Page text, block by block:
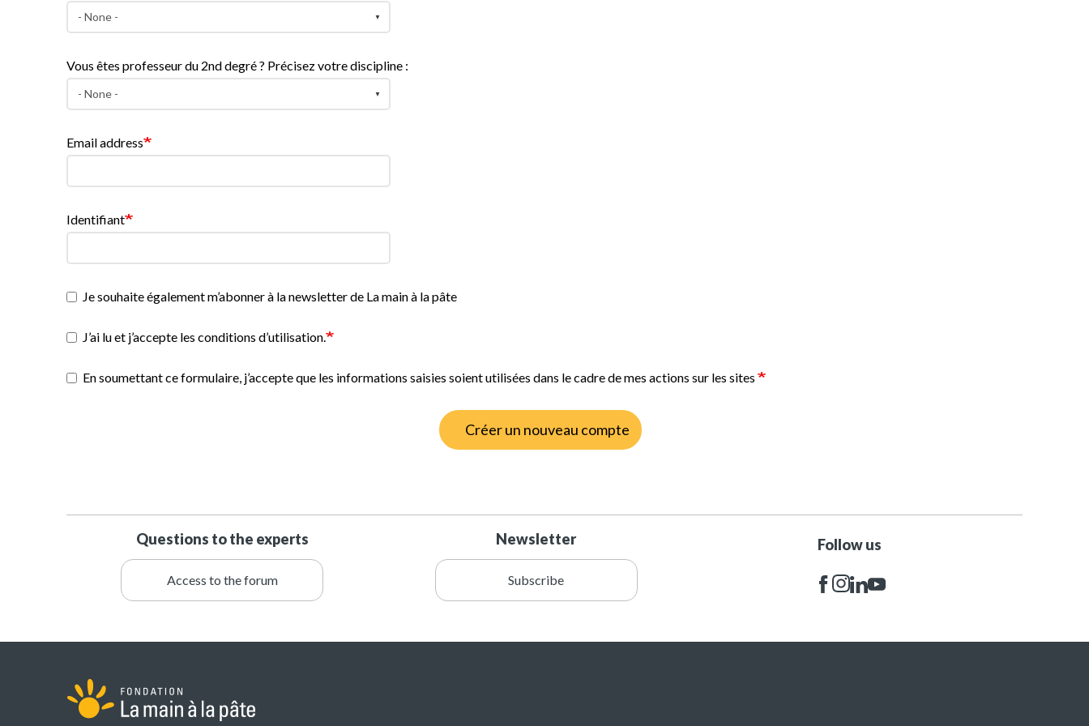
Vous êtes professeur du 2nd degré ? Précisez votre discipline :
Email address
Identifiant
Je souhaite également m’abonner à la newsletter de La main à la pâte
J’ai lu et j’accepte les conditions d’utilisation.
En soumettant ce formulaire, j’accepte que les informations saisies soient utilisées dans le cadre de mes actions sur les sites
Créer un nouveau compte
Questions to the experts
Access to the forum
Newsletter
Subscribe
Follow us